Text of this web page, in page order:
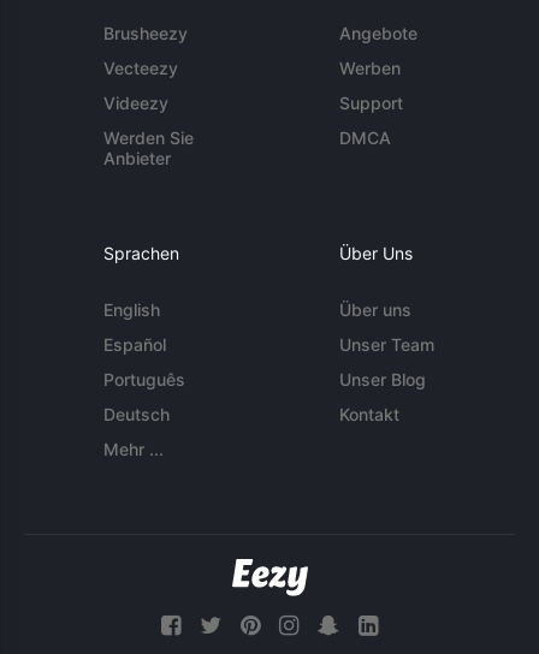
Brusheezy
Vecteezy
Videezy
Werden Sie
Anbieter
Angebote
Werben
Support
DMCA
Sprachen
English
Español
Português
Deutsch
Mehr ...
Über Uns
Über uns
Unser Team
Unser Blog
Kontakt